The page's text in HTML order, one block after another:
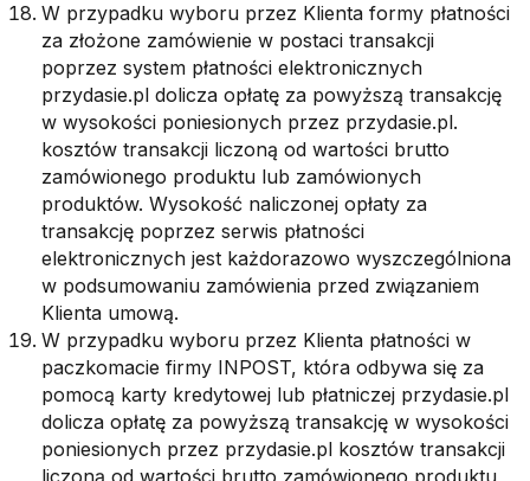
W przypadku wyboru przez Klienta formy płatności
za złożone zamówienie w postaci transakcji
poprzez system płatności elektronicznych
przydasie.pl dolicza opłatę za powyższą transakcję
w wysokości poniesionych przez przydasie.pl.
kosztów transakcji liczoną od wartości brutto
zamówionego produktu lub zamówionych
produktów. Wysokość naliczonej opłaty za
transakcję poprzez serwis płatności
elektronicznych jest każdorazowo wyszczególniona
w podsumowaniu zamówienia przed związaniem
Klienta umową.
W przypadku wyboru przez Klienta płatności w
paczkomacie firmy INPOST, która odbywa się za
pomocą karty kredytowej lub płatniczej przydasie.pl
dolicza opłatę za powyższą transakcję w wysokości
poniesionych przez przydasie.pl kosztów transakcji